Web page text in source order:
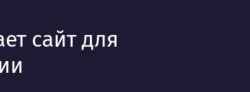
сайт для